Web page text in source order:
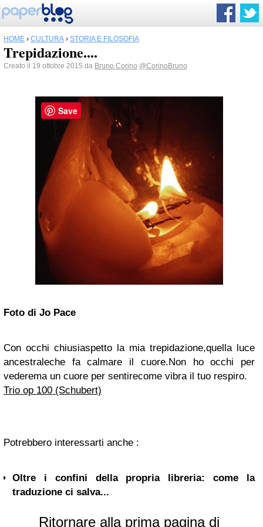
HOME › CULTURA › STORIA E FILOSOFIA
Trepidazione....
Creato il 19 ottobre 2015 da Bruno Corino @CorinoBruno
Foto di Jo Pace
Con occhi chiusiaspetto la mia trepidazione,quella luce
ancestraleche fa calmare il cuore.Non ho occhi per
vederema un cuore per sentirecome vibra il tuo respiro.
Trio op 100 (Schubert)
Potrebbero interessarti anche :
Oltre i confini della propria libreria: come la
traduzione ci salva...
Ritornare alla prima pagina di
Save